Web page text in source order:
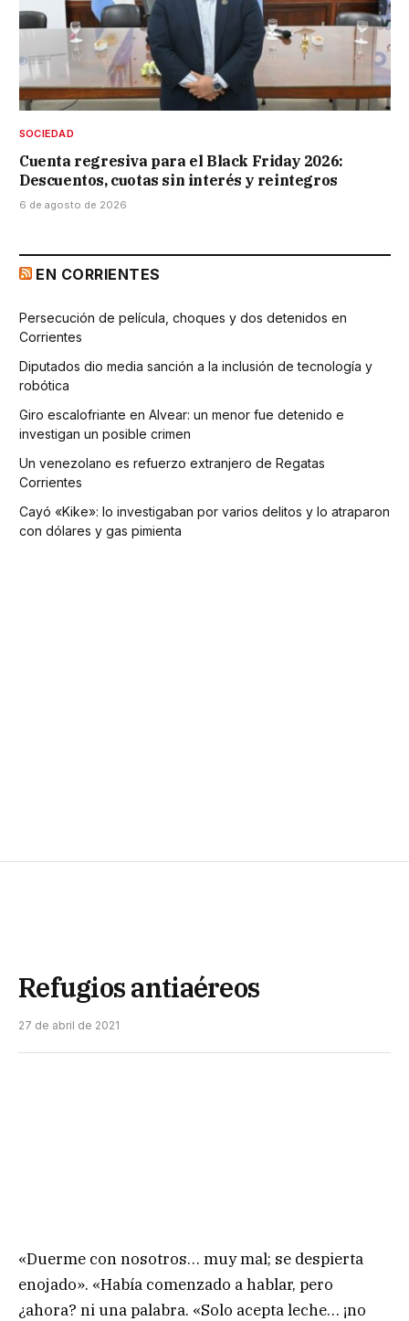
SOCIEDAD
Cuenta regresiva para el Black Friday 2026:
Descuentos, cuotas sin interés y reintegros
6 de agosto de 2026
EN CORRIENTES
Persecución de película, choques y dos detenidos en
Corrientes
Diputados dio media sanción a la inclusión de tecnología y
robótica
Giro escalofriante en Alvear: un menor fue detenido e
investigan un posible crimen
Un venezolano es refuerzo extranjero de Regatas
Corrientes
Cayó «Kike»: lo investigaban por varios delitos y lo atraparon
con dólares y gas pimienta
Refugios antiaéreos
27 de abril de 2021
«Duerme con nosotros… muy mal; se despierta
enojado». «Había comenzado a hablar, pero
¿ahora? ni una palabra. «Solo acepta leche… ¡no